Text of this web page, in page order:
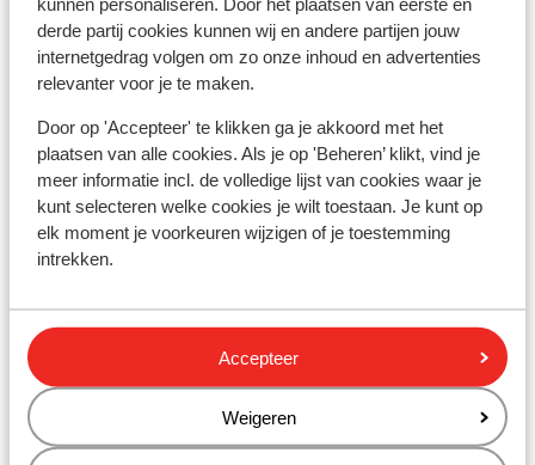
derde partij cookies kunnen wij en andere partijen jouw
internetgedrag volgen om zo onze inhoud en advertenties
relevanter voor je te maken.
Door op 'Accepteer' te klikken ga je akkoord met het
plaatsen van alle cookies. Als je op 'Beheren’ klikt, vind je
meer informatie incl. de volledige lijst van cookies waar je
kunt selecteren welke cookies je wilt toestaan. Je kunt op
elk moment je voorkeuren wijzigen of je toestemming
intrekken.
Accepteer
Weigeren
Hotel Lava Beach
Paradisus Salinas Lanzarote - adults only
Plus Fariones Suite Hotel
Radisson Blu Resort Lanzarote - adults only
Hotel Barcelo Playa Blanca Royal Level
La Isla y el Mar Hotel Boutique - adults only